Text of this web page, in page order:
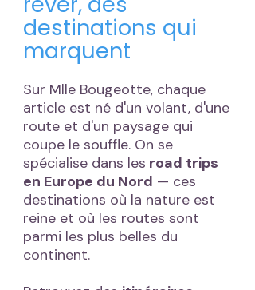
visage de Londres.
Des routes qui font
rêver, des
destinations qui
marquent
Sur Mlle Bougeotte, chaque
article est né d'un volant, d'une
route et d'un paysage qui
coupe le souffle. On se
spécialise dans les road trips
en Europe du Nord— ces
destinations où la nature est
reine et où les routes sont